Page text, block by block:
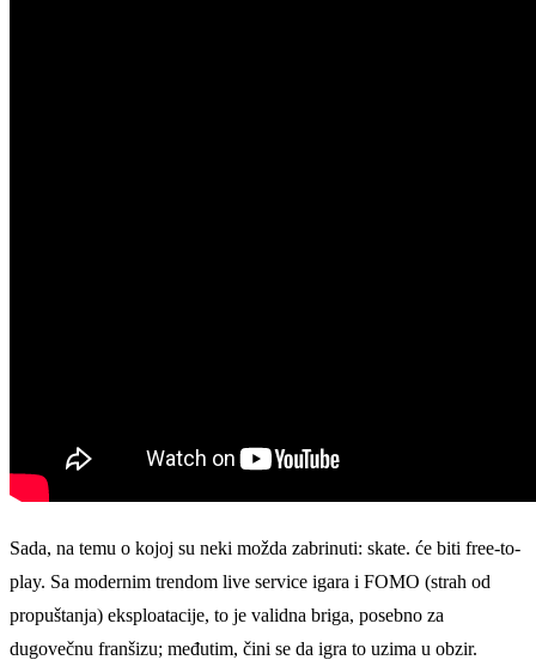
Sada, na temu o kojoj su neki možda zabrinuti: skate. će biti free-to-
play. Sa modernim trendom live service igara i FOMO (strah od
propuštanja) eksploatacije, to je validna briga, posebno za
dugovečnu franšizu; međutim, čini se da igra to uzima u obzir.